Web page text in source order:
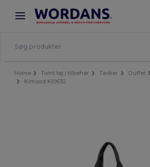
× Wordans-app
Bedre priser i appen!
Home Tomt tøj | tilbehør Tasker Duffel
Kimood KI0632